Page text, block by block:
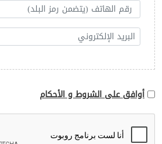
أوافق على الشروط و الأحكام